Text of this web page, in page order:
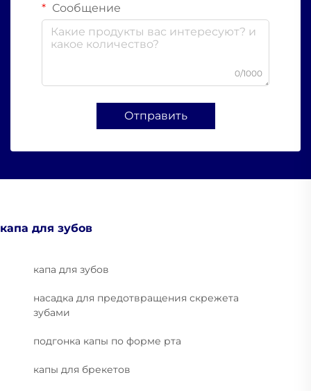
Сообщение
0/1000
Отправить
капа для зубов
капа для зубов
насадка для предотвращения скрежета
зубами
подгонка капы по форме рта
капы для брекетов